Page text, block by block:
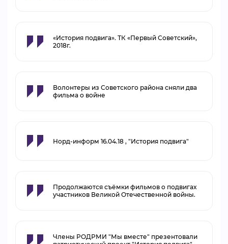
«История подвига». ТК «Первый Советский»,
2018г.
Волонтеры из Советского района сняли два
фильма о войне
Норд-информ 16.04.18 , "История подвига"
Продолжаются съёмки фильмов о подвигах
участников Великой Отечественной войны.
Члены РОДРМИ "Мы вместе" презентовали